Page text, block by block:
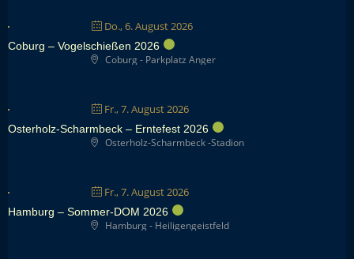
Do., 6. August 2026
Coburg – Vogelschießen 2026
Coburg - Parkplatz Anger
Fr., 7. August 2026
Osterholz-Scharmbeck – Erntefest 2026
Osterholz-Scharmbeck -Stadion
Fr., 7. August 2026
Hamburg – Sommer-DOM 2026
Hamburg - Heiligengeistfeld